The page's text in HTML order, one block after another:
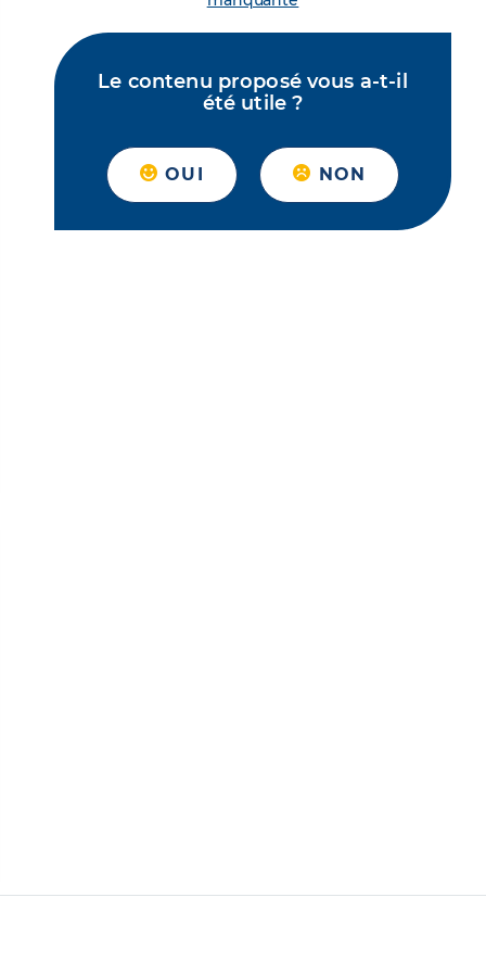
Le contenu proposé vous a-t-il
été utile ?
OUI NON